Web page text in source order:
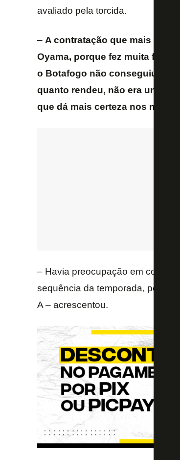
avaliado pela torcida.
– A contratação que mais
Oyama, porque fez muita falta.
o Botafogo não conseguiu
quanto rendeu, não era um
que dá mais certeza nos nomes
– Havia preocupação em
sequência da temporada,
A – acrescentou.